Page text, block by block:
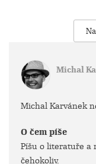
Michal
Michal Karvánek
O čem píše
Píšu o literatuře a
čehokoliv.